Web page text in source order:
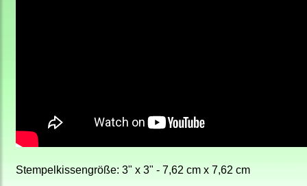
Stempelkissengröße: 3" x 3" - 7,62 cm x 7,62 cm